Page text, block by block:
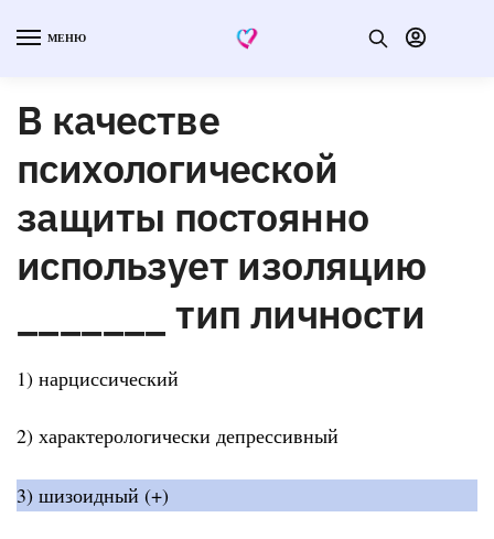
МЕНЮ
В качестве
психологической
защиты постоянно
использует изоляцию
_______ тип личности
1) нарциссический
2) характерологически депрессивный
3) шизоидный (+)